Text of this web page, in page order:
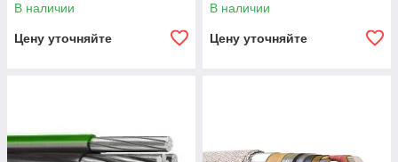
В наличии
Цену уточняйте
В наличии
Цену уточняйте